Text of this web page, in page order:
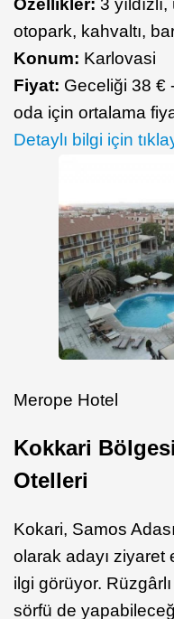
Özellikler: 3
otopark, kahvaltı,
Konum: Karlovasi
Fiyat: Geceliği 38 €
oda için ortalama
Detaylı bilgi için
Merope Hotel
Kokkari
Otelleri
Kokari, Samos
olarak adayı
ilgi görüyor.
sörfü de